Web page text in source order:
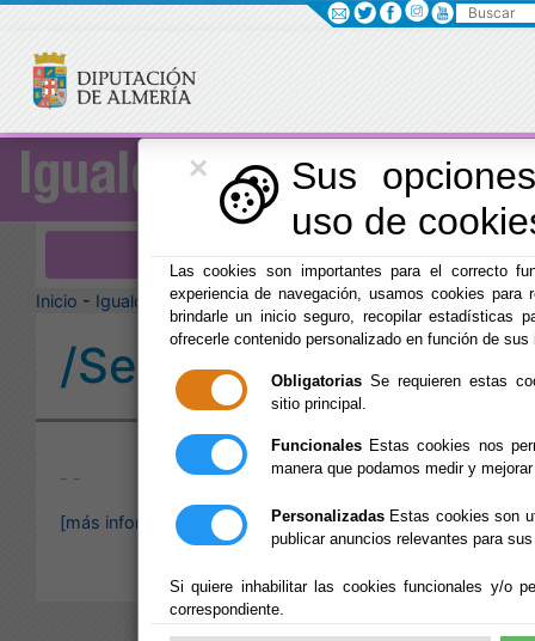
×
Sus
uso de
Las cookies son importantes para el correcto
experiencia de navegación, usamos cookies
brindarle un inicio seguro, recopilar estadísticas
ofrecerle contenido personalizado en función de sus
ObligatoriasSe requieren estas
sitio principal.
FuncionalesEstas cookies nos
manera que podamos medir y
PersonalizadasEstas cookies son
publicar anuncios relevantes para
Si quiere inhabilitar las cookies funcionales y/o
correspondiente.
Igualdad
Inicio - Igualdad -
/Servicios/
- -
Publicado:
[más información]
Buscar